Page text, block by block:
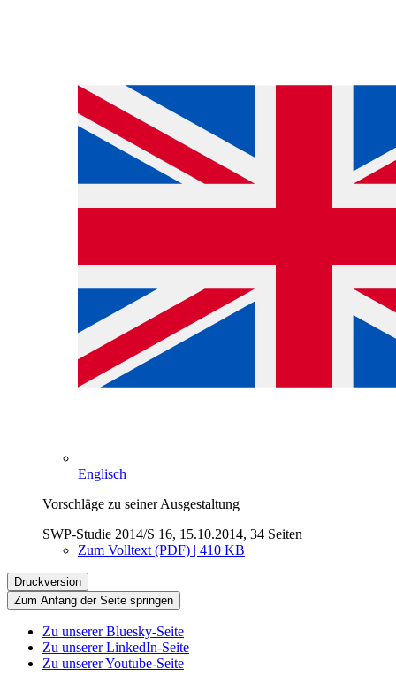
Englisch
Vorschläge zu seiner Ausgestaltung
SWP-Studie 2014/S 16, 15.10.2014, 34 Seiten
Zum Volltext (PDF) | 410 KB
Druckversion
Zum Anfang der Seite springen
Zu unserer Bluesky-Seite
Zu unserer LinkedIn-Seite
Zu unserer Youtube-Seite